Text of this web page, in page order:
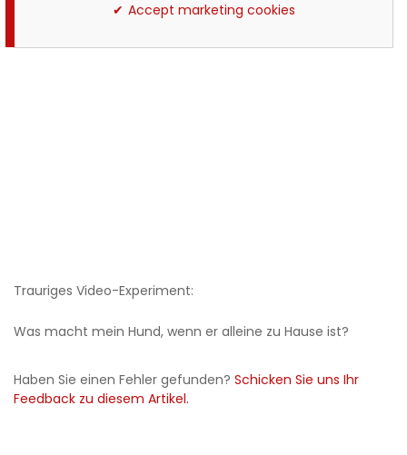
Accept marketing cookies
Trauriges Video-Experiment:
Was macht mein Hund, wenn er alleine zu Hause ist?
Haben Sie einen Fehler gefunden? Schicken Sie uns Ihr
Feedback zu diesem Artikel.